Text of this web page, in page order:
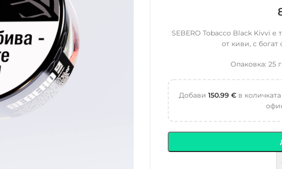
SEBERO Tobacco Black Kivvi
от киви, с богат
Опаковка: 25
Добави 150.99 €в